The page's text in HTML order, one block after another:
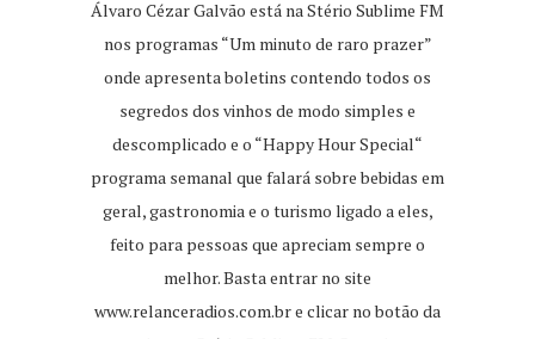
Álvaro Cézar Galvão está na Stério Sublime FM
nos programas “Um minuto de raro prazer”
onde apresenta boletins contendo todos os
segredos dos vinhos de modo simples e
descomplicado e o “Happy Hour Special“
programa semanal que falará sobre bebidas em
geral, gastronomia e o turismo ligado a eles,
feito para pessoas que apreciam sempre o
melhor. Basta entrar no site
www.relanceradios.com.bre clicar no botão da